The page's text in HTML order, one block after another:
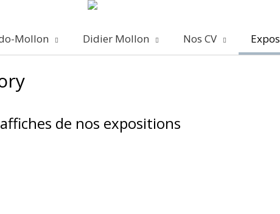
Mollon Didier Mollon Nos CV
de nos expositions